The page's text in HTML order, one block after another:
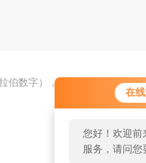
在
您好！欢迎前
服务，请问您
伯数字），如：三加四=7